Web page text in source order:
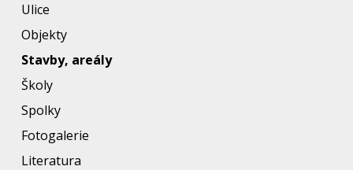
Ulice
Objekty
Stavby, areály
Školy
Spolky
Fotogalerie
Literatura